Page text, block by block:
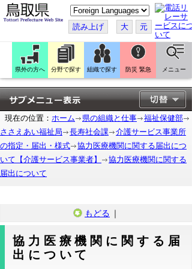
こ
の
ペ
ー
ジ
翻
訳
す
る
読み上げ 大 元
県外の方へ 分野で探す 組織で探す 防災 緊急 メニュー
現在の位置： ホーム 県の組織と仕事
福祉保健部
ささえあい福祉局
長寿社会課
介護サービス事業所
の指定・届出・様式
協力医療機関に関する届出につ
いて【介護サービス事業者】
協力医療機関に関する
届出について
もどる ｜
協力医療機関に関する届
出について